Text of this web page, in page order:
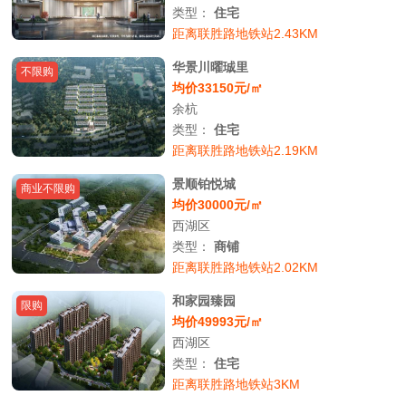
类型：住宅
距离联胜路地铁站2.43KM
不限购
华景川曜珹里
均价33150元/㎡
余杭
类型：住宅
距离联胜路地铁站2.19KM
商业不限购
景顺铂悦城
均价30000元/㎡
西湖区
类型：商铺
距离联胜路地铁站2.02KM
限购
和家园臻园
均价49993元/㎡
西湖区
类型：住宅
距离联胜路地铁站3KM